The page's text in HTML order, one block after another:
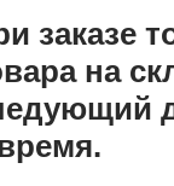
заказе
на